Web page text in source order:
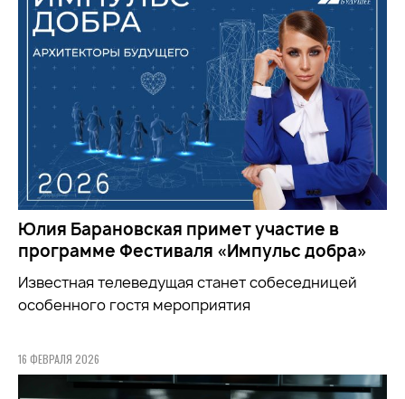
Юлия Барановская примет участие в
программе Фестиваля «Импульс добра»
Известная телеведущая станет собеседницей
особенного гостя мероприятия
16 ФЕВРАЛЯ 2026